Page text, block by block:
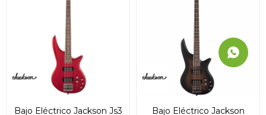
Bajo Eléctrico Jackson Js3 Bajo Eléctrico Jackson